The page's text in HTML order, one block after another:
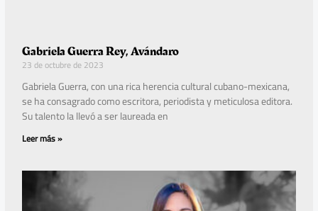
Gabriela Guerra Rey, Avándaro
23 de octubre de 2023
Gabriela Guerra, con una rica herencia cultural cubano-mexicana,
se ha consagrado como escritora, periodista y meticulosa editora.
Su talento la llevó a ser laureada en
Leer más »